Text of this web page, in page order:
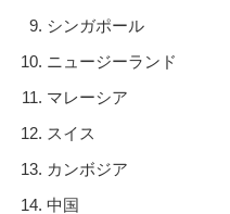
シンガポール
ニュージーランド
マレーシア
スイス
カンボジア
中国